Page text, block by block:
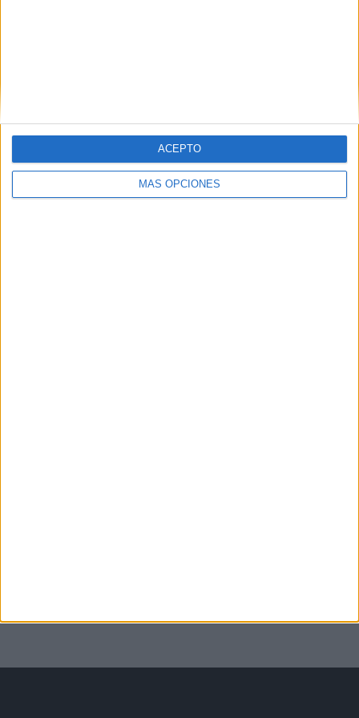
MÁS OPCIONES
ACEPTO
euro? Estos son los diseños propuestos
HACE 2 SEMANAS